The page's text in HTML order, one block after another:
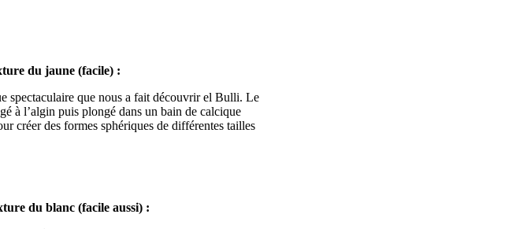
du jaune (facile) :
spectaculaire que nous a fait découvrir el Bulli. Le
à l’algin puis plongé dans un bain de calcique
créer des formes sphériques de différentes tailles
du blanc (facile aussi) :